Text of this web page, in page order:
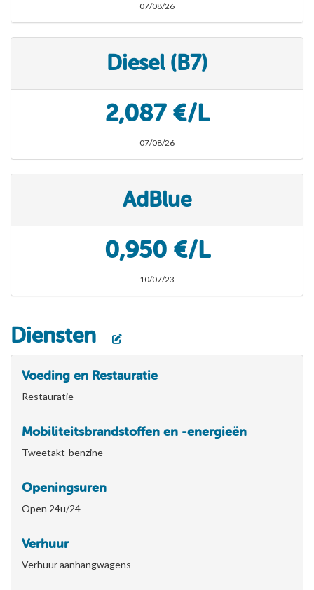
07/08/26
Diesel (B7)
2,087 €/L
07/08/26
AdBlue
0,950 €/L
10/07/23
Diensten
Voeding en Restauratie
Restauratie
Mobiliteitsbrandstoffen en -energieën
Tweetakt-benzine
Openingsuren
Open 24u/24
Verhuur
Verhuur aanhangwagens